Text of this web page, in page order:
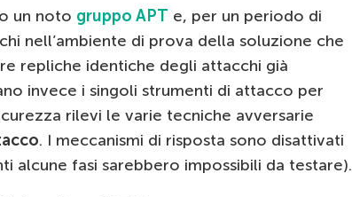
un noto gruppo APT e, per un periodo di
nell’ambiente di prova della soluzione che
repliche identiche degli attacchi già
invece i singoli strumenti di attacco per
rilevi le varie tecniche avversarie
. I meccanismi di risposta sono disattivati
alcune fasi sarebbero impossibili da testare).